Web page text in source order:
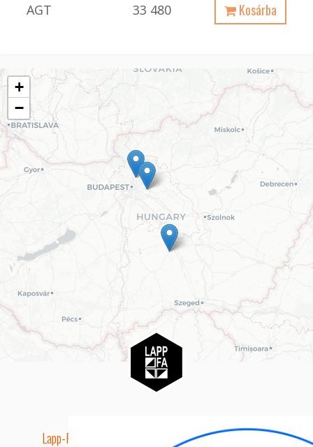
AGT 33 480 Kosárba
+
−
Lapp-Fa EUTR technikai azonosító száma: AA5849163